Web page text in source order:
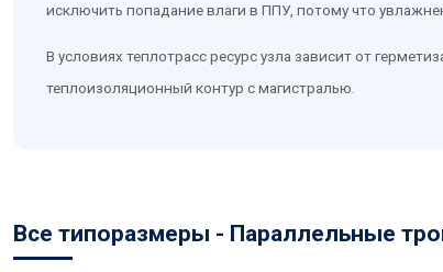
исключить попадание влаги в ППУ, потому что
В условиях теплотрасс ресурс узла зависит от
теплоизоляционный контур с магистралью.
Все типоразмеры - Параллельные